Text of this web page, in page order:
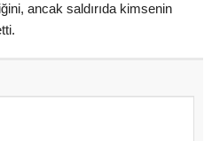
ancak saldırıda kimsenin